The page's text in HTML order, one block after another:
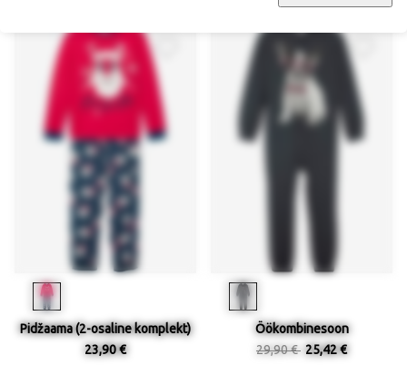
Pidžaama (2-osaline komplekt)
23,90 €
Öökombinesoon
29,90 € 25,42 €